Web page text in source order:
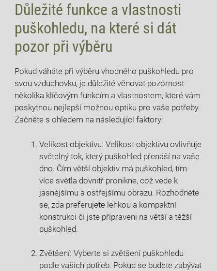
Důležité funkce a vlastnosti
puškohledu, na které si dát
pozor při výběru
Pokud váháte při výběru vhodného puškohledu pro
svou vzduchovku, je důležité věnovat pozornost
několika klíčovým funkcím a vlastnostem, které vám
poskytnou nejlepší možnou optiku pro vaše potřeby.
Začněte s ohledem na následující faktory:
Velikost objektivu: Velikost objektivu ovlivňuje
světelný tok, který puškohled přenáší na vaše
dno. Čím větší objektiv má puškohled, tím
více světla dovnitř pronikne, což vede k
jasnějšímu a ostřejšímu obrazu. Rozhodněte
se, zda preferujete lehkou a kompaktní
konstrukci či jste připraveni na větší a těžší
puškohled.
Zvětšení: Vyberte si zvětšení puškohledu
podle vašich potřeb. Pokud se budete zabývat